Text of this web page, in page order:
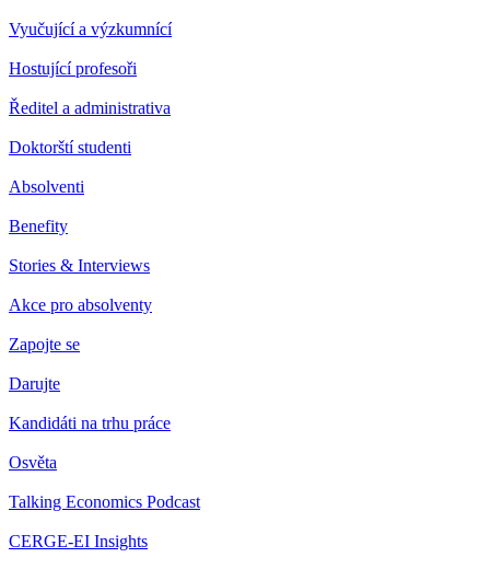
Vyučující a výzkumnící
Hostující profesoři
Ředitel a administrativa
Doktorští studenti
Absolventi
Benefity
Stories & Interviews
Akce pro absolventy
Zapojte se
Darujte
Kandidáti na trhu práce
Osvěta
Talking Economics Podcast
CERGE-EI Insights